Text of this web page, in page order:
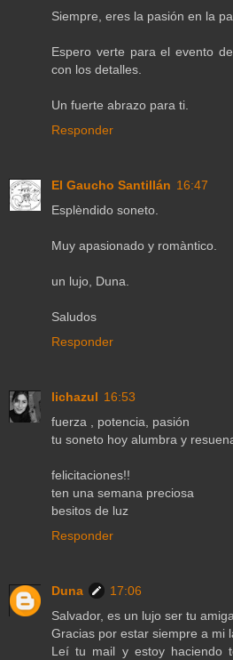
Siempre, eres la pasión en la
Espero verte para el evento
con los detalles.
Un fuerte abrazo para ti.
Responder
El Gaucho Santillán 16:47
Esplèndido soneto.
Muy apasionado y romàntico.
un lujo, Duna.
Saludos
Responder
lichazul 16:53
fuerza , potencia, pasión
tu soneto hoy alumbra y
felicitaciones!!
ten una semana preciosa
besitos de luz
Responder
Duna
17:06
Salvador, es un lujo ser tu amiga.
Gracias por estar siempre a mi
Leí tu mail y estoy haciendo